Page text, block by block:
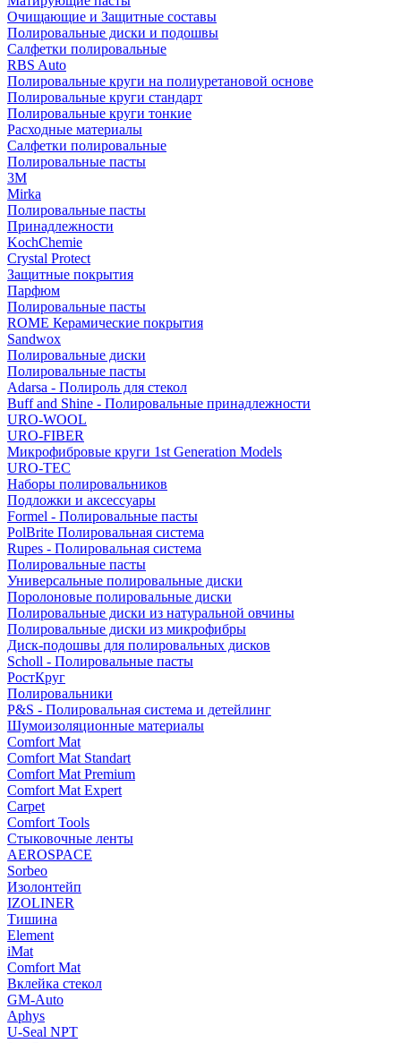
Очищающие и Защитные составы
Полировальные диски и подошвы
Салфетки полировальные
RBS Auto
Полировальные круги на полиуретановой основе
Полировальные круги стандарт
Полировальные круги тонкие
Расходные материалы
Салфетки полировальные
Полировальные пасты
3М
Mirka
Полировальные пасты
Принадлежности
KochChemie
Crystal Protect
Защитные покрытия
Парфюм
Полировальные пасты
ROME Керамические покрытия
Sandwox
Полировальные диски
Полировальные пасты
Adarsa - Полироль для стекол
Buff and Shine - Полировальные принадлежности
URO-WOOL
URO-FIBER
Микрофибровые круги 1st Generation Models
URO-TEC
Наборы полировальников
Подложки и аксессуары
Formel - Полировальные пасты
PolBrite Полировальная система
Rupes - Полировальная система
Полировальные пасты
Универсальные полировальные диски
Поролоновые полировальные диски
Полировальные диски из натуральной овчины
Полировальные диски из микрофибры
Диск-подошвы для полировальных дисков
Scholl - Полировальные пасты
РостКруг
Полировальники
P&S - Полировальная система и детейлинг
Шумоизоляционные материалы
Comfort Mat
Comfort Mat Standart
Comfort Mat Premium
Comfort Mat Expert
Carpet
Comfort Tools
Стыковочные ленты
AEROSPACE
Sorbeo
Изолонтейп
IZOLINER
Тишина
Element
iMat
Comfort Mat
Вклейка стекол
GM-Auto
Aphys
U-Seal NPT